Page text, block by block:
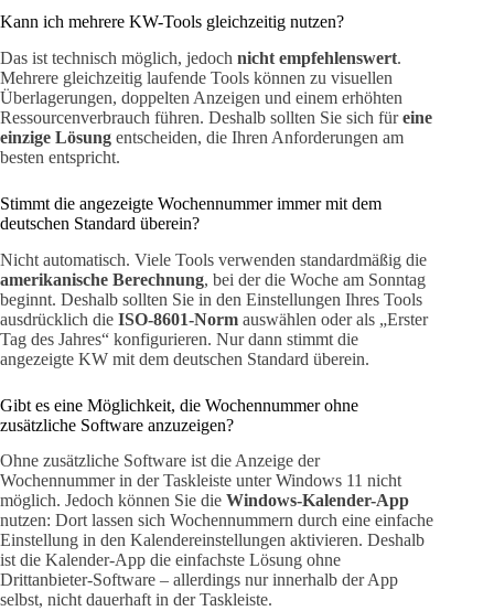
Kann ich mehrere KW-Tools gleichzeitig nutzen?
Das ist technisch möglich, jedoch nicht empfehlenswert.
Mehrere gleichzeitig laufende Tools können zu visuellen
Überlagerungen, doppelten Anzeigen und einem erhöhten
Ressourcenverbrauch führen. Deshalb sollten Sie sich füreine
einzige Lösung entscheiden, die Ihren Anforderungen am
besten entspricht.
Stimmt die angezeigte Wochennummer immer mit dem
deutschen Standard überein?
Nicht automatisch. Viele Tools verwenden standardmäßig die
amerikanische Berechnung, bei der die Woche am Sonntag
beginnt. Deshalb sollten Sie in den Einstellungen Ihres Tools
ausdrücklich die ISO-8601-Norm auswählen oder als „Erster
Tag des Jahres“ konfigurieren. Nur dann stimmt die
angezeigte KW mit dem deutschen Standard überein.
Gibt es eine Möglichkeit, die Wochennummer ohne
zusätzliche Software anzuzeigen?
Ohne zusätzliche Software ist die Anzeige der
Wochennummer in der Taskleiste unter Windows 11 nicht
möglich. Jedoch können Sie die Windows-Kalender-App
nutzen: Dort lassen sich Wochennummern durch eine einfache
Einstellung in den Kalendereinstellungen aktivieren. Deshalb
ist die Kalender-App die einfachste Lösung ohne
Drittanbieter-Software – allerdings nur innerhalb der App
selbst, nicht dauerhaft in der Taskleiste.